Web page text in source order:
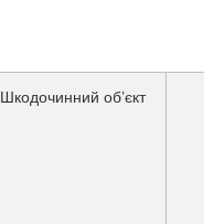
Шкодочинний об’єкт